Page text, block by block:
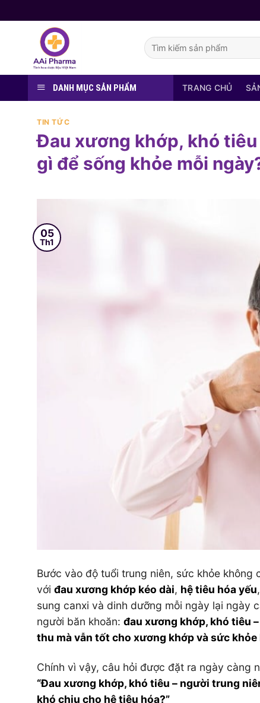
to
Tìm
kiếm:
DANH MỤC SẢN PHẨM TRANG CHỦ
TIN TỨC
Đau xương khớp, khó
gì để sống khỏe mỗi
05
Th1
Bước vào độ tuổi trung niên, sức khỏe không
với đau xương khớp kéo dài, hệ tiêu hóa yếu,
sung canxi và dinh dưỡng mỗi ngày lại ngày
người băn khoăn: đau xương khớp, khó tiêu
thu mà vẫn tốt cho xương khớp và sức khỏe
Chính vì vậy, câu hỏi được đặt ra ngày càng
“Đau xương khớp, khó tiêu – người trung
khó chịu cho hệ tiêu hóa?”